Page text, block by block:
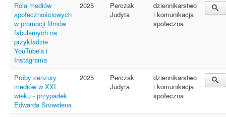
Rola mediów
społecznościowych
w promocji filmów
fabularnych na
przykładzie
YouTube'a i
Instagrama
2025
Perczak
Judyta
dziennikarstwo
i komunikacja
społeczna
Próby cenzury
mediów w XXI
wieku - przypadek
Edwarda Snowdena
2025
Perczak
Judyta
dziennikarstwo
i komunikacja
społeczna